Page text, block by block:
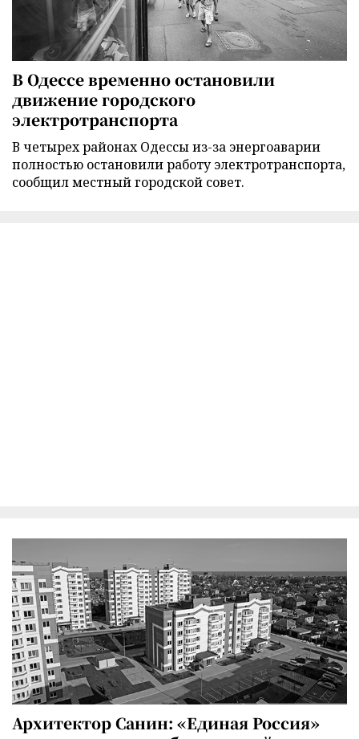
В Одессе временно остановили
движение городского
электротранспорта
В четырех районах Одессы из-за энергоаварии
полностью остановили работу электротранспорта,
сообщил местный городской совет.
Архитектор Санин: «Единая Россия»